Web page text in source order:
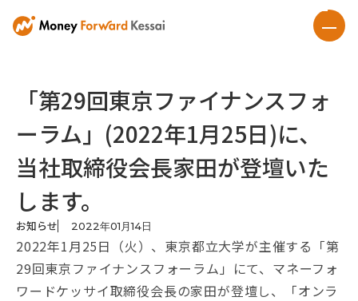
「第29回東京ファイナンスフォ
ーラム」(2022年1月25日)に、
当社取締役会長家田が登壇いた
します。
お知らせ 2022年01 月14日
2022年1月25日（火）、東京都立大学が主催する「第
29回東京ファイナンスフォーラム」にて、マネーフォ
ワードケッサイ取締役会長の家田が登壇し、「オンラ